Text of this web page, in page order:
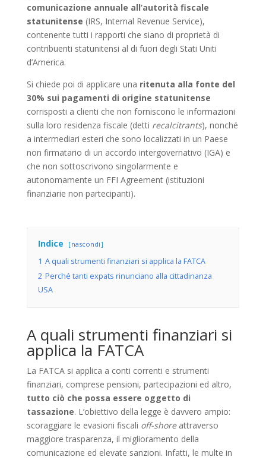
comunicazione annuale all’autorità fiscale
statunitense (IRS, Internal Revenue Service),
contenente tutti i rapporti che siano di proprietà di
contribuenti statunitensi al di fuori degli Stati Uniti
d’America.
Si chiede poi di applicare una ritenuta alla fonte del
30% sui pagamenti di origine statunitense
corrisposti a clienti che non forniscono le informazioni
sulla loro residenza fiscale (detti recalcitrants), nonché
a intermediari esteri che sono localizzati in un Paese
non firmatario di un accordo intergovernativo (IGA) e
che non sottoscrivono singolarmente e
autonomamente un FFI Agreement (istituzioni
finanziarie non partecipanti).
Indice nascondi
1 A quali strumenti finanziari si applica la FATCA
2 Perché tanti expats rinunciano alla cittadinanza
USA
A quali strumenti finanziari si
applica la FATCA
La FATCA si applica a conti correnti e strumenti
finanziari, comprese pensioni, partecipazioni ed altro,
tutto ciò che possa essere oggetto di
tassazione. L’obiettivo della legge è davvero ampio:
scoraggiare le evasioni fiscali off-shoreattraverso
maggiore trasparenza, il miglioramento della
comunicazione ed elevate sanzioni. Infatti, le multe in